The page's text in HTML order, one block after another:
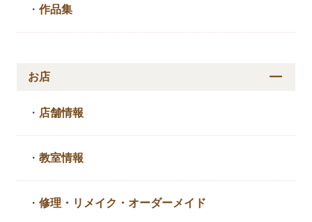
・作品集
お店
・ 店舗情報
・教室情報
・修理・リメイク・ オーダーメイド